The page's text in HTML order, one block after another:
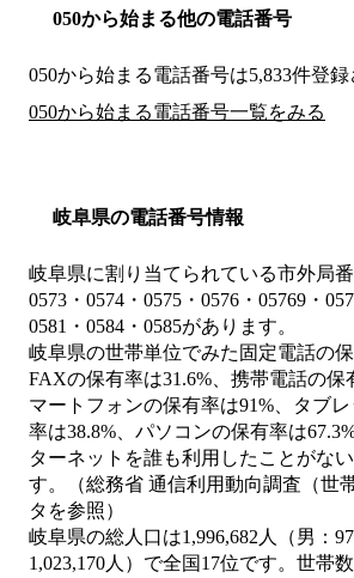
050から始まる他の電話番号
050から始まる電話番号は5,833件登録
050から始まる電話番号一覧をみる
岐阜県の電話番号情報
岐阜県に割り当てられている市外局番
0573・0574・0575・0576・05769・
0581・0584・0585があります。
岐阜県の世帯単位でみた固定電話の保
FAXの保有率は31.6%、携帯電話の保
マートフォンの保有率は91%、タブ
率は38.8%、パソコンの保有率は
ターネットを誰も利用したことがな
す。（総務省 通信利用動向調査（世
タを参照）
岐阜県の総人口は1,996,682人（男：
1,023,170人）で全国17位です。世帯